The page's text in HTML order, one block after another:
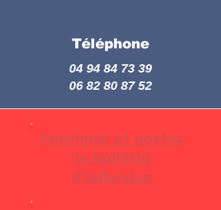
SORTIES OUVERTES A TOUS LES ADHERENTS DE LA FFACCC...
Téléphone
04 94 84 73 39
06 82 80 87 52
Imprimez et postez
le bulletin
d'adhésion